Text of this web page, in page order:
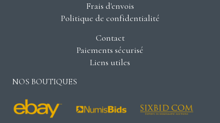
Frais d'envois
Politique de confidentialité
Contact
Paiements sécurisé
Liens utiles
NOS BOUTIQUES